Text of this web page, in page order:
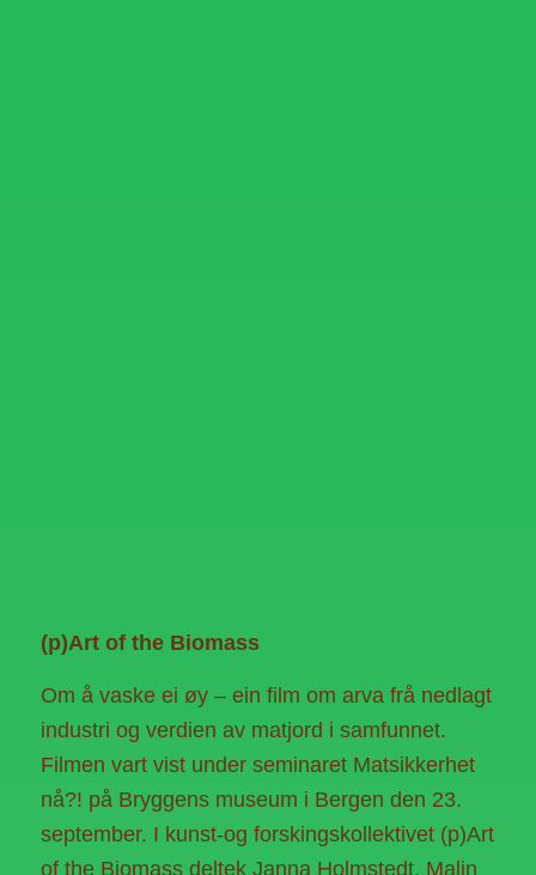
(p)Art of the Biomass
Om å vaske ei øy – ein film om arva frå nedlagt
industri og verdien av matjord i samfunnet.
Filmen vart vist under seminaret Matsikkerhet
nå?! på Bryggens museum i Bergen den 23.
september. I kunst-og forskingskollektivet (p)Art
of the Biomass deltek Janna Holmstedt, Malin